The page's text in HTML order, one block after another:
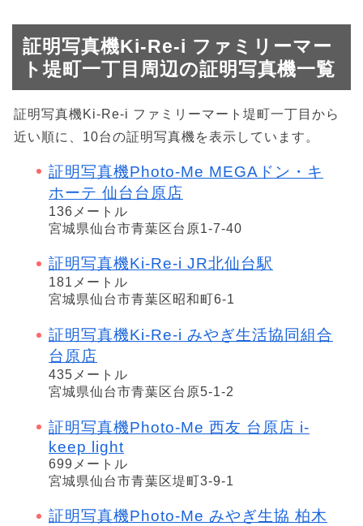
証明写真機Ki-Re-i ファミリーマー
ト堤町一丁目周辺の証明写真機一覧
証明写真機Ki-Re-i ファミリーマート堤町一丁目から
近い順に、10台の証明写真機を表示しています。
証明写真機Photo-Me MEGAドン・キ
ホーテ 仙台台原店
136メートル
宮城県仙台市青葉区台原1-7-40
証明写真機Ki-Re-i JR北仙台駅
181メートル
宮城県仙台市青葉区昭和町6-1
証明写真機Ki-Re-i みやぎ生活協同組合
台原店
435メートル
宮城県仙台市青葉区台原5-1-2
証明写真機Photo-Me 西友 台原店 i-
keep light
699メートル
宮城県仙台市青葉区堤町3-9-1
証明写真機Photo-Me みやぎ生協 柏木